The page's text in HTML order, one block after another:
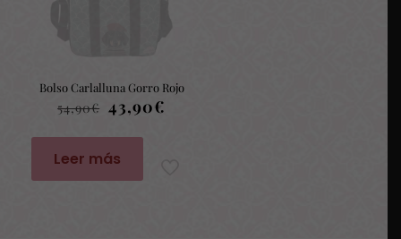
Bolso Carlalluna Gorro Rojo
54,90€ El
precio
original
era:
43,90€
Leer más